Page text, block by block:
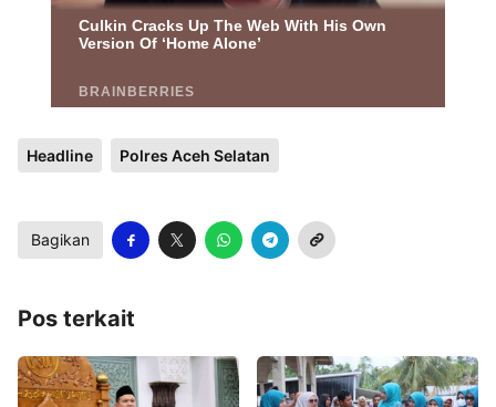
Headline Polres Aceh Selatan
Bagikan
Pos terkait